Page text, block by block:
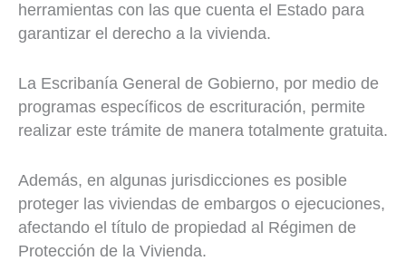
herramientas con las que cuenta el Estado para
garantizar el derecho a la vivienda.
La Escribanía General de Gobierno, por medio de
programas específicos de escrituración, permite
realizar este trámite de manera totalmente gratuita.
Además, en algunas jurisdicciones es posible
proteger las viviendas de embargos o ejecuciones,
afectando el título de propiedad al Régimen de
Protección de la Vivienda.